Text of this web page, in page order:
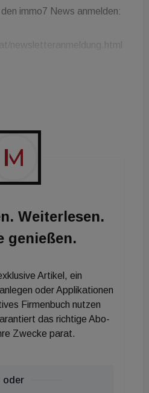
immo7 News anmelden:
newsletteranmeldung.html
Weiterlesen.
genießen.
Artikel, ein
oder Applikationen
Firmenbuch nutzen
das richtige Abo-
Zwecke parat.
oder